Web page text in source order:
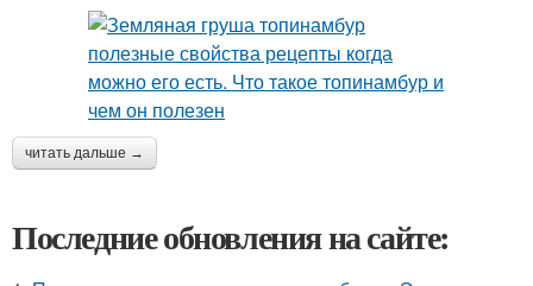
читать дальше →
Последние обновления на сайте: